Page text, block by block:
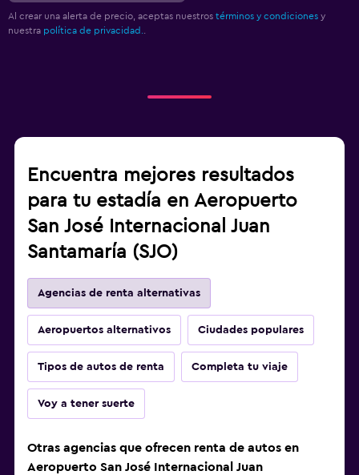
Al crear una alerta de precio, aceptas nuestros términos y condiciones y
nuestra política de privacidad..
Encuentra mejores resultados
para tu estadía en Aeropuerto
San José Internacional Juan
Santamaría (SJO)
Agencias de renta alternativas
Aeropuertos alternativos Ciudades populares
Tipos de autos de renta Completa tu viaje
Voy a tener suerte
Otras agencias que ofrecen renta de autos en
Aeropuerto San José Internacional Juan